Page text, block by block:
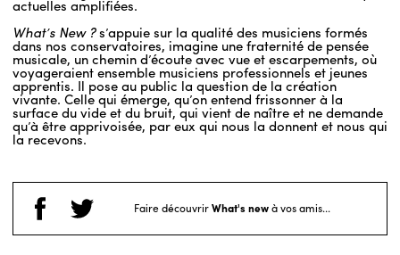
actuelles amplifiées.
What’s New ?s’appuie sur la qualité des musiciens formés
dans nos conservatoires, imagine une fraternité de pensée
musicale, un chemin d’écoute avec vue et escarpements, où
voyageraient ensemble musiciens professionnels et jeunes
apprentis. Il pose au public la question de la création
vivante. Celle qui émerge, qu’on entend frissonner à la
surface du vide et du bruit, qui vient de naître et ne demande
qu’à être apprivoisée, par eux qui nous la donnent et nous qui
la recevons.
Faire découvrirWhat's newà vos amis...